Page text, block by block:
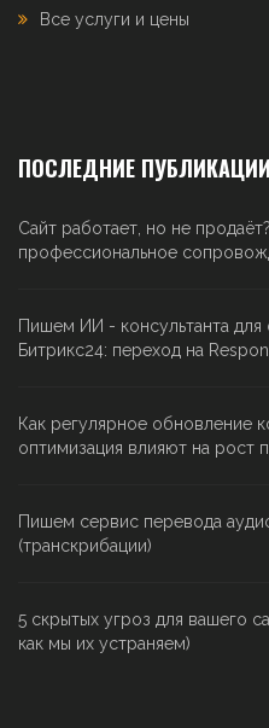
Все услуги и цены
ПОСЛЕДНИЕ ПУБЛИКАЦИИ
Сайт работает, но не
профессиональное
Пишем ИИ - консультанта для
Битрикс24: переход на
Как регулярное обновление
оптимизация влияют на рост
Пишем сервис перевода
(транскрибации)
5 скрытых угроз для вашего
как мы их устраняем)